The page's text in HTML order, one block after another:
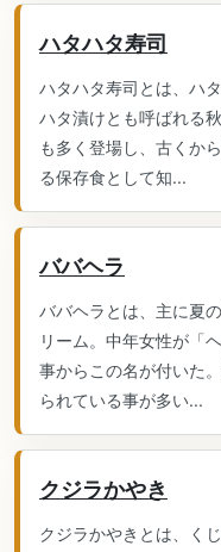
ハタハタ寿司
ハタハタ寿司とは、ハ
ハタ漬けとも呼ばれる
も多く登場し、古くか
る保存食として知...
ババヘラ
ババヘラとは、主に夏
リーム。中年女性が「
事からこの名が付いた
られている事が多い...
クジラかやき
クジラかやきとは、く